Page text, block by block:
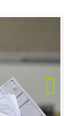
Weiter